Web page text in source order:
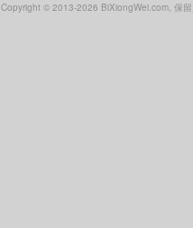
Copyright © 2013-2026 BiXiongWei.com, 保